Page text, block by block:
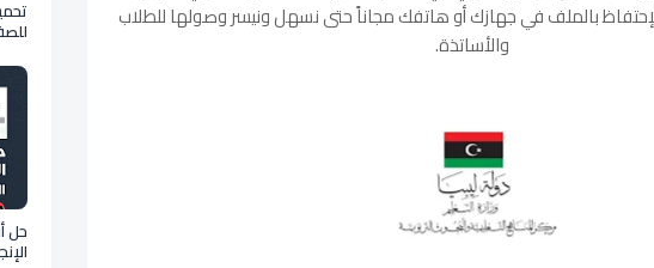
بالملف في جهازك أو هاتفك مجاناً حتى نسهل ونيسر وصولها للطلاب
والأساتذة.
حل